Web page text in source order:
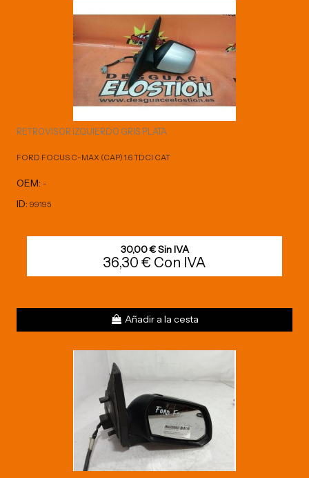
RETROVISOR IZQUIERDO GRIS PLATA
FORD FOCUS C-MAX (CAP) 1.6 TDCI CAT
OEM: -
ID: 99195
30,00 € Sin IVA
36,30 € Con IVA
Añadir a la cesta